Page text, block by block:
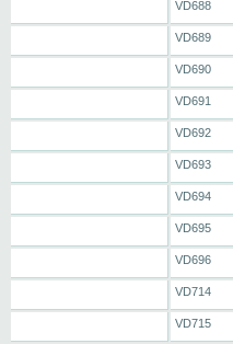
VD688
VD689
VD690
VD691
VD692
VD693
VD694
VD695
VD696
VD714
VD715